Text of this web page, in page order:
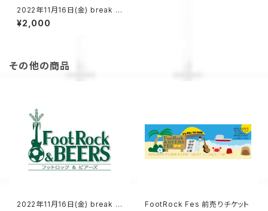
2022年11月16日(金) break lo
¥2,000
その他の商品
2022年11月16日(金) break lo
FootRock Fes 前売りチケット